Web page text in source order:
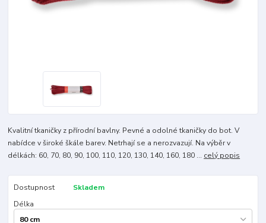
Kvalitní tkaničky z přírodní bavlny. Pevné a odolné tkaničky do bot. V
nabídce v široké škále barev. Netrhají se a nerozvazují. Na výběr v
délkách: 60, 70, 80, 90, 100, 110, 120, 130, 140, 160, 180 ... celý popis
Dostupnost
Skladem
Délka